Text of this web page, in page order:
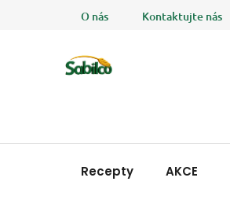
O nás Kontaktujte nás
Recepty AKCE